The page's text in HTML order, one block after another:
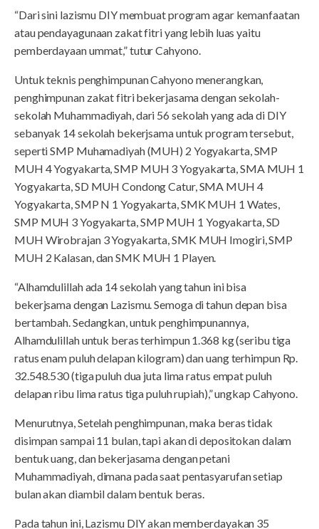
“Dari sini lazismu DIY membuat program agar kemanfaatan
atau pendayagunaan zakat fitri yang lebih luas yaitu
pemberdayaan ummat,” tutur Cahyono.
Untuk teknis penghimpunan Cahyono menerangkan,
penghimpunan zakat fitri bekerjasama dengan sekolah-
sekolah Muhammadiyah, dari 56 sekolah yang ada di DIY
sebanyak 14 sekolah bekerjsama untuk program tersebut,
seperti SMP Muhamadiyah (MUH) 2 Yogyakarta, SMP
MUH 4 Yogyakarta, SMP MUH 3 Yogyakarta, SMA MUH 1
Yogyakarta, SD MUH Condong Catur, SMA MUH 4
Yogyakarta, SMP N 1 Yogyakarta, SMK MUH 1 Wates,
SMP MUH 3 Yogyakarta, SMP MUH 1 Yogyakarta, SD
MUH Wirobrajan 3 Yogyakarta, SMK MUH Imogiri, SMP
MUH 2 Kalasan, dan SMK MUH 1 Playen.
“Alhamdulillah ada 14 sekolah yang tahun ini bisa
bekerjsama dengan Lazismu. Semoga di tahun depan bisa
bertambah. Sedangkan, untuk penghimpunannya,
Alhamdulillah untuk beras terhimpun 1.368 kg (seribu tiga
ratus enam puluh delapan kilogram) dan uang terhimpun Rp.
32.548.530 (tiga puluh dua juta lima ratus empat puluh
delapan ribu lima ratus tiga puluh rupiah),” ungkap Cahyono.
Menurutnya, Setelah penghimpunan, maka beras tidak
disimpan sampai 11 bulan, tapi akan di depositokan dalam
bentuk uang, dan bekerjasama dengan petani
Muhammadiyah, dimana pada saat pentasyarufan setiap
bulan akan diambil dalam bentuk beras.
Pada tahun ini, Lazismu DIY akan memberdayakan 35